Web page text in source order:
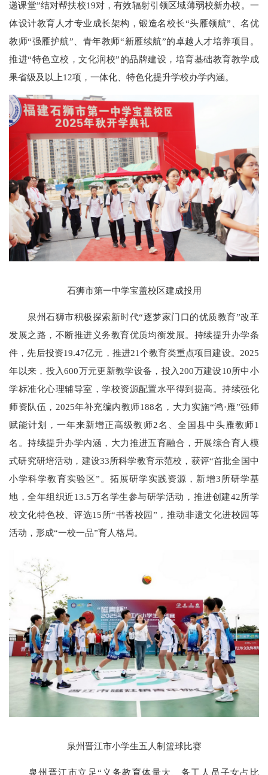
递课堂”结对帮扶校19对，有效辐射引领区域薄弱校新办校。一
体设计教育人才专业成长架构，锻造名校长“头雁领航”、名优
教师“强雁护航”、青年教师“新雁续航”的卓越人才培养项目。
推进“特色立校，文化润校”的品牌建设，培育基础教育教学成
果省级及以上12项，一体化、特色化提升学校办学内涵。
石狮市第一中学宝盖校区建成投用
泉州石狮市积极探索新时代“逐梦家门口的优质教育”改革
发展之路，不断推进义务教育优质均衡发展。持续提升办学条
件，先后投资19.47亿元，推进21个教育类重点项目建设。2025
年以来，投入600万元更新教学设备，投入200万建设10所中小
学标准化心理辅导室，学校资源配置水平得到提高。持续强化
师资队伍，2025年补充编内教师188名，大力实施“鸿·雁”强师
赋能计划，一年来新增正高级教师2名、全国县中头雁教师1
名。持续提升办学内涵，大力推进五育融合，开展综合育人模
式研究研培活动，建设33所科学教育示范校，获评“首批全国中
小学科学教育实验区”。拓展研学实践资源，新增3所研学基
地，全年组织近13.5万名学生参与研学活动，推进创建42所学
校文化特色校、评选15所“书香校园”，推动非遗文化进校园等
活动，形成“一校一品”育人格局。
泉州晋江市小学生五人制篮球比赛
泉州晋江市立足“义务教育体量大、务工人员子女占比